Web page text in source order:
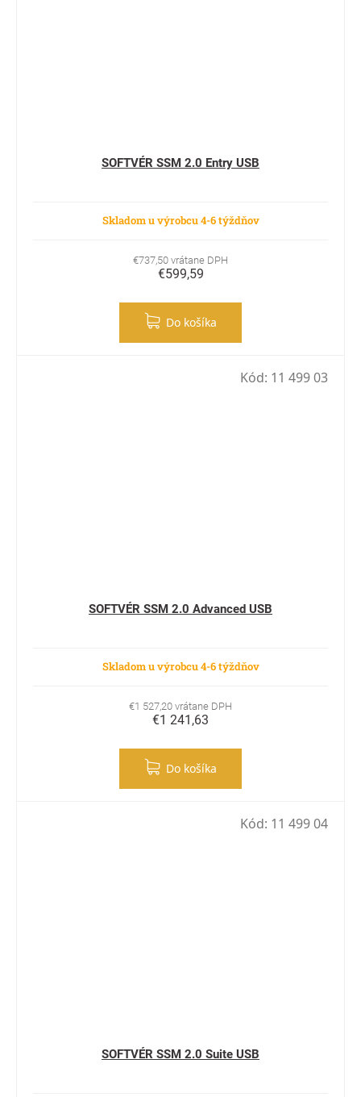
SOFTVÉR SSM 2.0 Entry USB
Skladom u výrobcu 4-6 týždňov
€737,50 vrátane DPH
€599,59
Do košíka
SOFTVÉR SSM 2.0 Advanced USB
Skladom u výrobcu 4-6 týždňov
€1 527,20 vrátane DPH
€1 241,63
Do košíka
Kód: 11 499 03
SOFTVÉR SSM 2.0 Suite USB
Kód: 11 499 04